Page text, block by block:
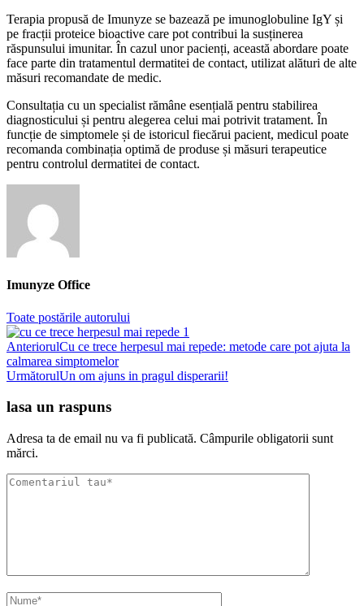
Terapia propusă de Imunyze se bazează pe imunoglobuline IgY și
pe fracții proteice bioactive care pot contribui la susținerea
răspunsului imunitar. În cazul unor pacienți, această abordare poate
face parte din tratamentul dermatitei de contact, utilizat alături de alte
măsuri recomandate de medic.
Consultația cu un specialist rămâne esențială pentru stabilirea
diagnosticului și pentru alegerea celui mai potrivit tratament. În
funcție de simptomele și de istoricul fiecărui pacient, medicul poate
recomanda combinația optimă de produse și măsuri terapeutice
pentru controlul dermatitei de contact.
Imunyze Office
Toate postările autorului
Post
navigare
AnteriorulCu ce trece herpesul mai repede: metode care pot ajuta la
calmarea simptomelor
UrmătorulUn om ajuns in pragul disperarii!
lasa un raspuns
Adresa ta de email nu va fi publicată. Câmpurile obligatorii sunt
mărci.